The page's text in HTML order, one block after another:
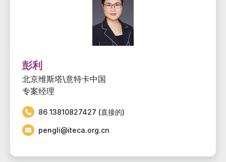
彭利
北京维斯塔\意特卡中国
专案经理
86 13810827427 (直接的)
pengli@iteca.org.cn